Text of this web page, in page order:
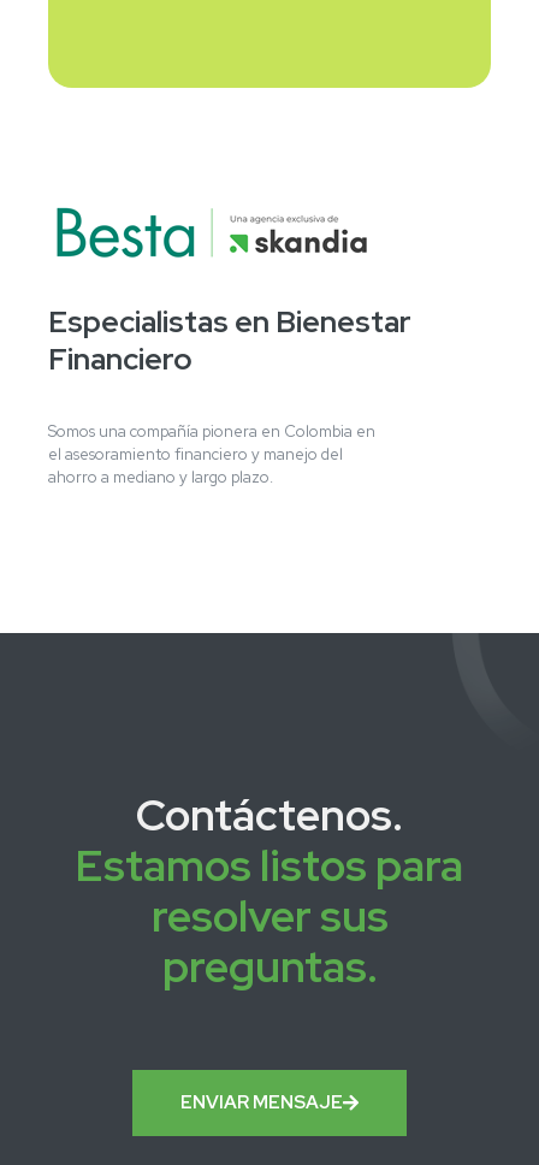
Especialistas en Bienestar
Financiero
Somos una compañía pionera en Colombia en
el asesoramiento financiero y manejo del
ahorro a mediano y largo plazo.
Contáctenos.
Estamos listos para
resolver sus
preguntas.
ENVIAR MENSAJE